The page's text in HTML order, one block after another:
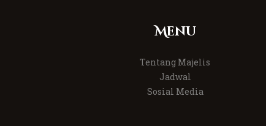
Menu
Tentang Majelis
Jadwal
Sosial Media